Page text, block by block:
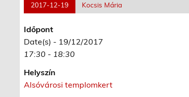
2017-12-19 Kocsis Mária
Időpont
Date(s) - 19/12/2017
17:30 - 18:30
Helyszín
Alsóvárosi templomkert